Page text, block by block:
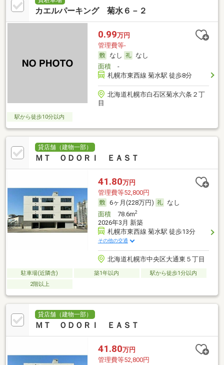
カエルパーキング 菊水６－２
0.99万円
管理費等-
なし
なし
面積-
札幌市東西線 菊水駅 徒歩8分
北海道札幌市白石区菊水六条２丁
目
駅から徒歩10分以内
貸店舗（建物一部）
ＭＴ ＯＤＯＲＩ ＥＡＳＴ
41.80万円
管理費等52,800円
6ヶ月(228万円)
なし
面積78.6m2
2026年3月 新築
札幌市東西線 菊水駅 徒歩13分
その他の交通
北海道札幌市中央区大通東５丁目
駐車場(近隣含) 築1年以内
駅から徒歩1分以内
2階以上
貸店舗（建物一部）
ＭＴ ＯＤＯＲＩ ＥＡＳＴ
41.80万円
管理費等52,800円